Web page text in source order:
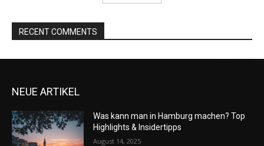
RECENT COMMENTS
NEUE ARTIKEL
Was kann man in Hamburg machen? Top
Highlights & Insidertipps
August 14, 2025